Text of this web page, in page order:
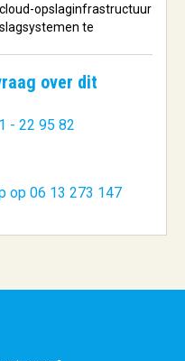
opslaginfrastructuur
te
over dit
- 22 95 82
op 06 13 273 147